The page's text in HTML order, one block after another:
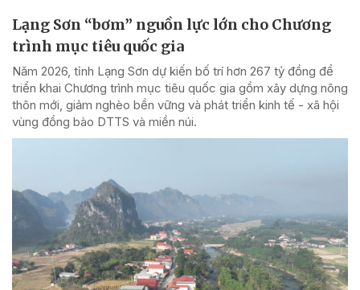
Lạng Sơn “bơm” nguồn lực lớn cho Chương
trình mục tiêu quốc gia
Năm 2026, tỉnh Lạng Sơn dự kiến bố trí hơn 267 tỷ đồng để
triển khai Chương trình mục tiêu quốc gia gồm xây dựng nông
thôn mới, giảm nghèo bền vững và phát triển kinh tế - xã hội
vùng đồng bào DTTS và miền núi.